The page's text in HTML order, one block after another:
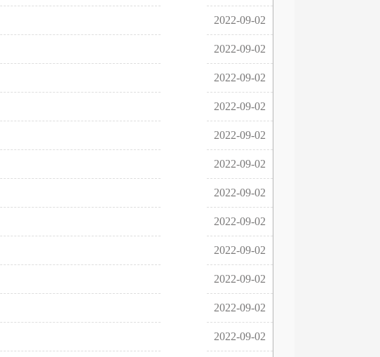
2022-09-02
2022-09-02
2022-09-02
2022-09-02
2022-09-02
2022-09-02
2022-09-02
2022-09-02
2022-09-02
2022-09-02
2022-09-02
2022-09-02